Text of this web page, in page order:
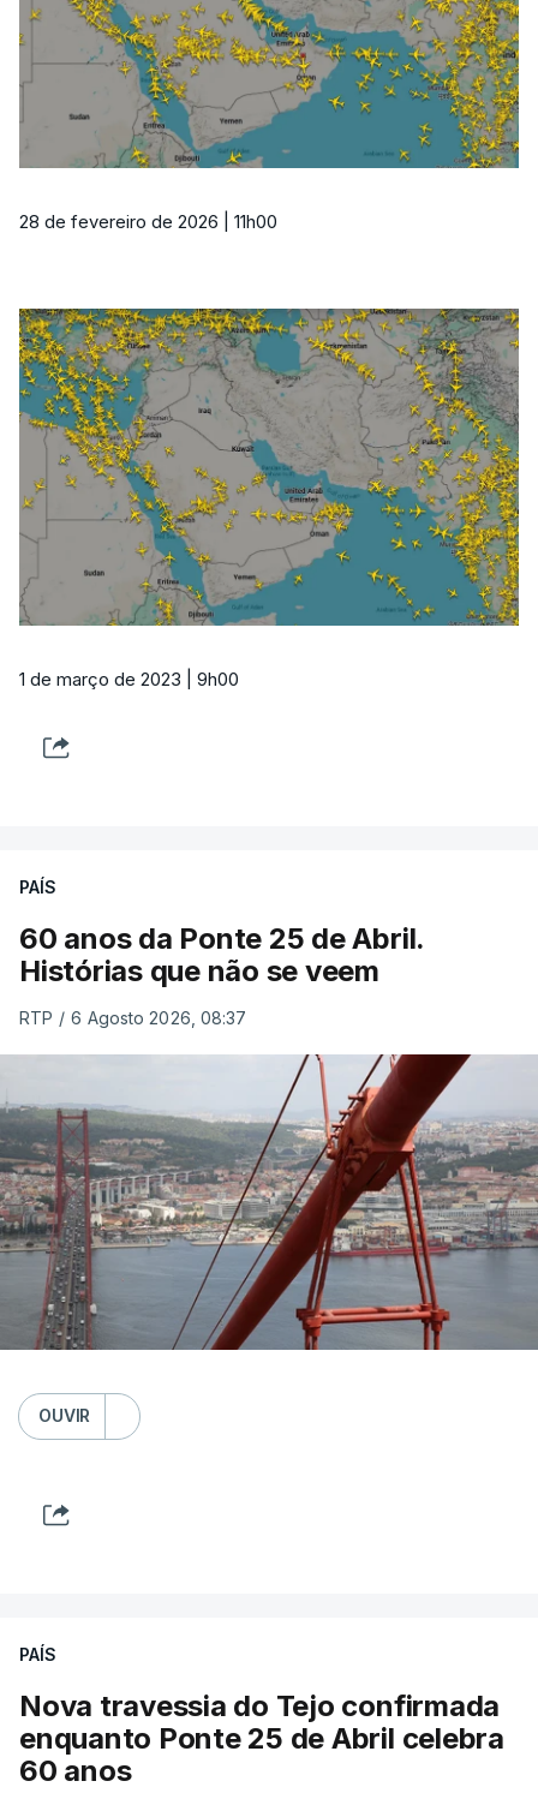
28 de fevereiro de 2026 | 11h00
1 de março de 2023 | 9h00
PAÍS
60 anos da Ponte 25 de Abril.
Histórias que não se veem
RTP / 6 Agosto 2026, 08:37
OUVIR
PAÍS
Nova travessia do Tejo confirmada
enquanto Ponte 25 de Abril celebra
60 anos